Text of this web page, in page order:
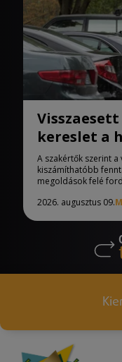
kereslet a
A szakértők szerint
kiszámíthatóbb
megoldások felé
2026. augusztus 09.